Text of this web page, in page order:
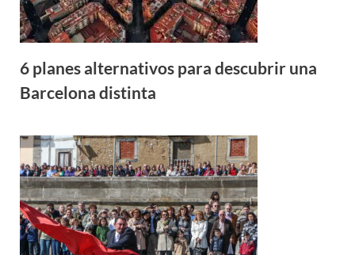
6 planes alternativos para descubrir una
Barcelona distinta